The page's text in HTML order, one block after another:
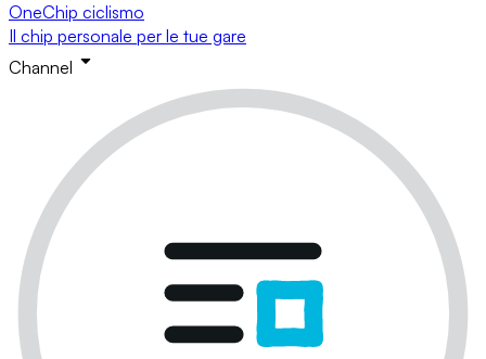
OneChip ciclismo
Il chip personale per le tue gare
Channel